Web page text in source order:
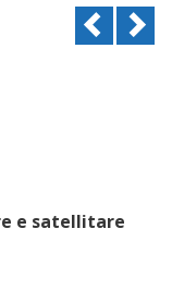
e satellitare